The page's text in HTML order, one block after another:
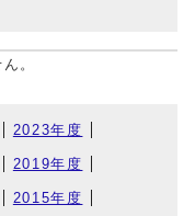
。
2023年度
2019年度
2015年度